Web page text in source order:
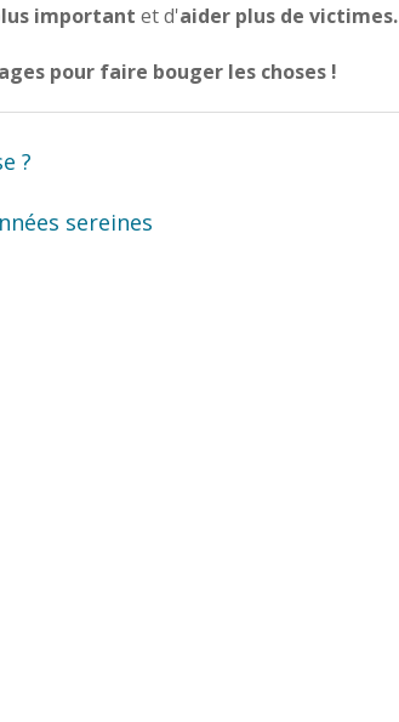
important et d'aider plus de victimes.
pour faire bouger les choses !
?
sereines